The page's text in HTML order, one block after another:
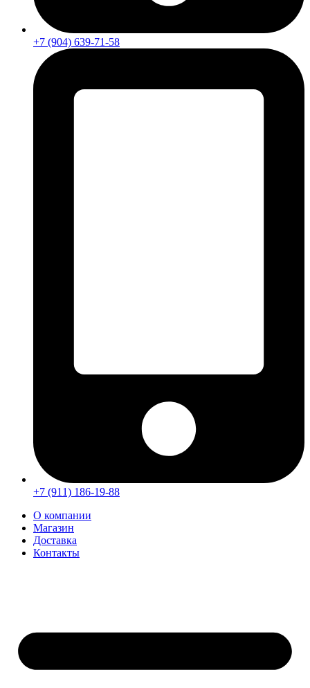
+7 (904) 639-71-58
+7 (911) 186-19-88
О компании
Магазин
Доставка
Контакты